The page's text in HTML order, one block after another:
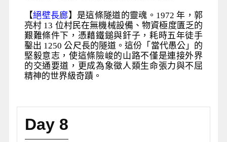
【絕壁長廊】是這條隧道的靈魂。 1972年，郭
亮村 13 位村民在無機械設備、物資極度匱乏的
艱難條件下，憑藉鐵鎚與釬子，耗時五年徒手
鑿出 1250公尺長的隧道。這份「當代愚公」的
堅毅意志，使這條險峻的山路不僅是連接外界
的交通要道，更成為象徵人類生命張力與不屈
精神的世界級奇蹟。
Day 8